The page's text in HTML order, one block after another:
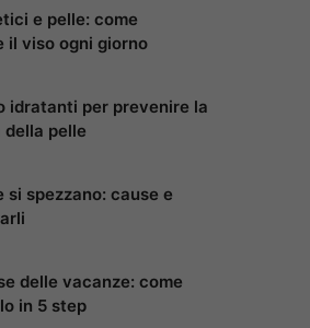
e pelle: come
il viso ogni giorno
idratanti per prevenire la
della pelle
si spezzano: cause e
delle vacanze: come
in 5 step